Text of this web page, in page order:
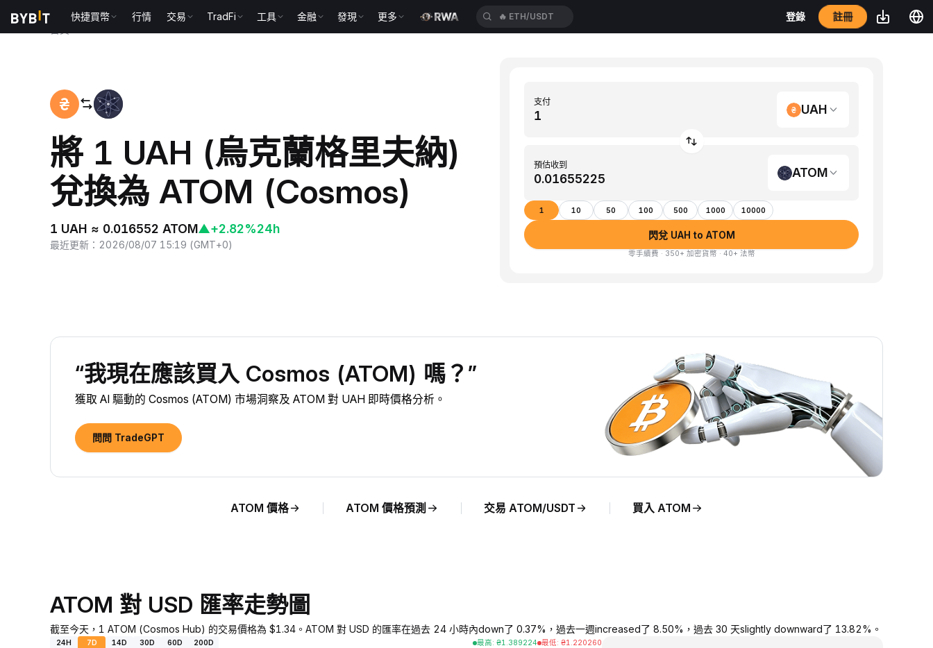
快捷買幣 行情 交易 TradFi 工具 金融 發現 更多 🔥 ETH/USDT 登錄 註冊
將 1 UAH (烏克蘭格里夫納)
兌換為 ATOM (Cosmos)
1 UAH ≈ 0.016552 ATOM▲+2.82%24h
最近更新 ： 2026/08/07 15:19 (GMT+0)
支付
UAH
預估收到
ATOM
1 10 50 100 500 1000 10000
閃兌 UAH to ATOM
零手續費 · 350+ 加密貨幣 · 40+ 法幣
“我現在應該買入 Cosmos (ATOM) 嗎？”
獲取 AI 驅動的 Cosmos (ATOM) 市場洞察及 ATOM 對 UAH 即時價格分析。
問問 TradeGPT
ATOM 價格 ATOM 價格預測 交易 ATOM/USDT 買入 ATOM
ATOM 對 USD 匯率走勢圖
截至今天，1 ATOM (Cosmos Hub) 的交易價格為 $1.34。ATOM 對 USD 的匯率在過去 24 小時內down了 0.37%，過去一週increased了 8.50%，過去 30 天slightly downward了 13.82%。
24H 7D 14D 30D 60D 200D 最高: ₴1.389224 最低: ₴1.220260